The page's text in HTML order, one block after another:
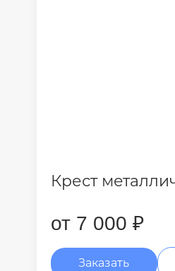
Крест
от 7 000 ₽
Заказать